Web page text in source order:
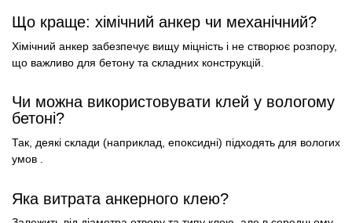
Що краще: хімічний анкер чи механічний?
Хімічний анкер забезпечує вищу міцність і не створює розпору,
що важливо для бетону та складних конструкцій.
Чи можна використовувати клей у вологому
бетоні?
Так, деякі склади (наприклад, епоксидні) підходять для вологих
умов .
Яка витрата анкерного клею?